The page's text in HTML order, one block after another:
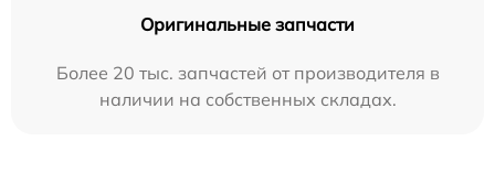
Оригинальные запчасти
Более 20 тыс. запчастей от производителя в
наличии на собственных складах.